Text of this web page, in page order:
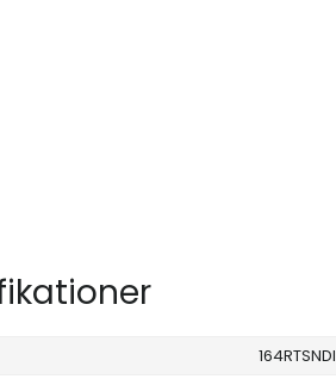
164RTSNDI